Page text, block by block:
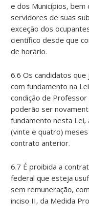
e dos Municípios,
servidores de suas
exceção dos
científico desde que
de horário.
6.6 Os candidatos
com fundamento na
condição de
poderão ser
fundamento nesta
(vinte e quatro)
contrato anterior.
6.7 É proibida a
federal que esteja
sem remuneração,
inciso II, da Medida